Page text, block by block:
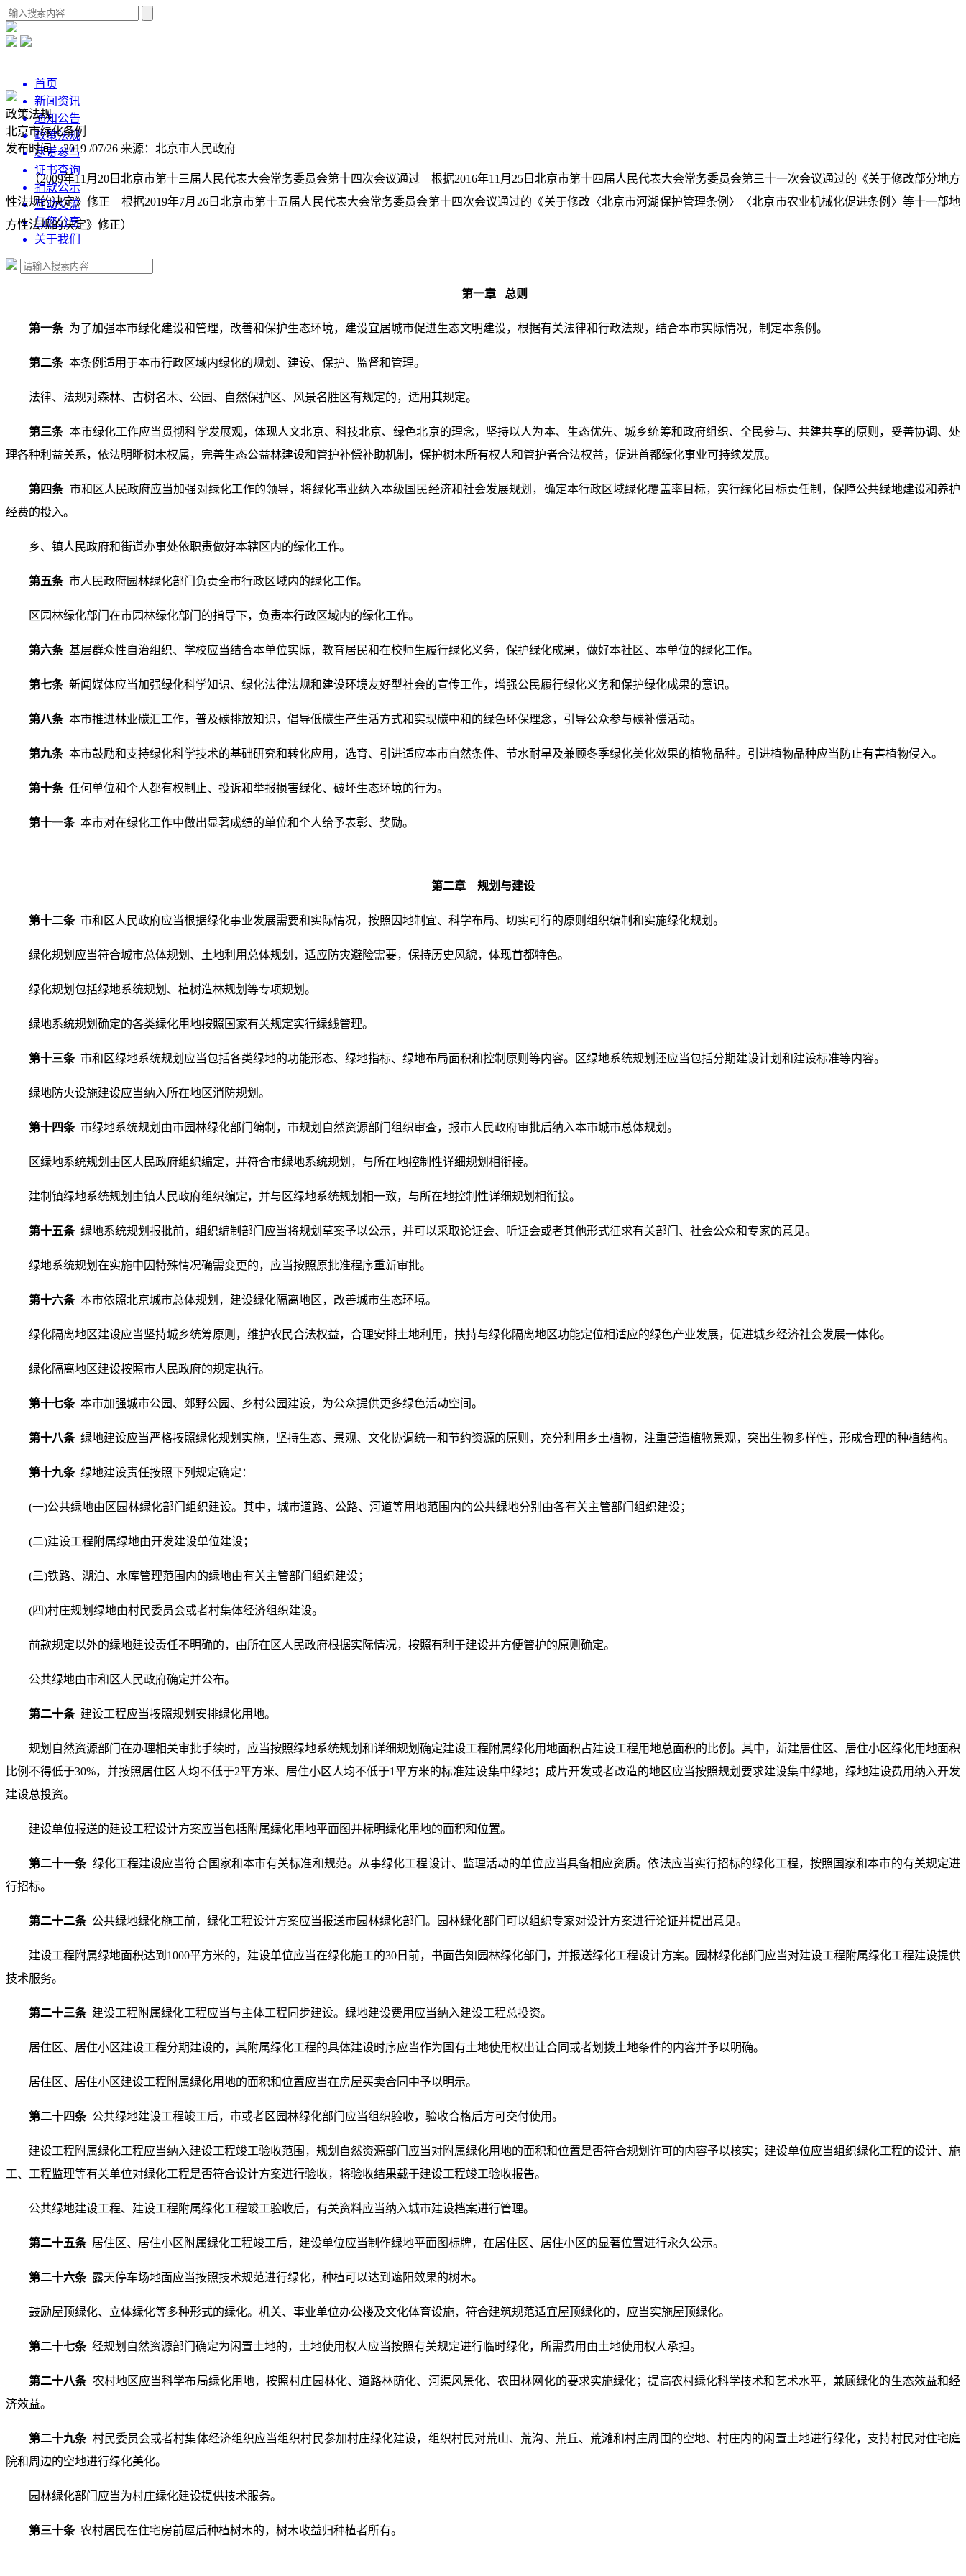
首页
新闻资讯
通知公告
政策法规
尽责参与
证书查询
捐款公示
互动交流
与您分享
关于我们
政策法规
北京市绿化条例
发布时间：2019 /07/26 来源：北京市人民政府
（2009年11月20日北京市第十三届人民代表大会常务委员会第十四次会议通过 根据2016年11月25日北京市第十四届人民代表大会常务委员会第三十一次会议通过的《关于修改部分地方
性法规的决定》修正 根据2019年7月26日北京市第十五届人民代表大会常务委员会第十四次会议通过的《关于修改〈北京市河湖保护管理条例〉〈北京市农业机械化促进条例〉等十一部地
方性法规的决定》修正）
第一章 总则
第一条 为了加强本市绿化建设和管理，改善和保护生态环境，建设宜居城市促进生态文明建设，根据有关法律和行政法规，结合本市实际情况，制定本条例。
第二条 本条例适用于本市行政区域内绿化的规划、建设、保护、监督和管理。
法律、法规对森林、古树名木、公园、自然保护区、风景名胜区有规定的，适用其规定。
第三条 本市绿化工作应当贯彻科学发展观，体现人文北京、科技北京、绿色北京的理念，坚持以人为本、生态优先、城乡统筹和政府组织、全民参与、共建共享的原则，妥善协调、处
理各种利益关系，依法明晰树木权属，完善生态公益林建设和管护补偿补助机制，保护树木所有权人和管护者合法权益，促进首都绿化事业可持续发展。
第四条 市和区人民政府应当加强对绿化工作的领导，将绿化事业纳入本级国民经济和社会发展规划，确定本行政区域绿化覆盖率目标，实行绿化目标责任制，保障公共绿地建设和养护
经费的投入。
乡、镇人民政府和街道办事处依职责做好本辖区内的绿化工作。
第五条 市人民政府园林绿化部门负责全市行政区域内的绿化工作。
区园林绿化部门在市园林绿化部门的指导下，负责本行政区域内的绿化工作。
第六条 基层群众性自治组织、学校应当结合本单位实际，教育居民和在校师生履行绿化义务，保护绿化成果，做好本社区、本单位的绿化工作。
第七条 新闻媒体应当加强绿化科学知识、绿化法律法规和建设环境友好型社会的宣传工作，增强公民履行绿化义务和保护绿化成果的意识。
第八条 本市推进林业碳汇工作，普及碳排放知识，倡导低碳生产生活方式和实现碳中和的绿色环保理念，引导公众参与碳补偿活动。
第九条 本市鼓励和支持绿化科学技术的基础研究和转化应用，选育、引进适应本市自然条件、节水耐旱及兼顾冬季绿化美化效果的植物品种。引进植物品种应当防止有害植物侵入。
第十条 任何单位和个人都有权制止、投诉和举报损害绿化、破坏生态环境的行为。
第十一条 本市对在绿化工作中做出显著成绩的单位和个人给予表彰、奖励。
第二章 规划与建设
第十二条 市和区人民政府应当根据绿化事业发展需要和实际情况，按照因地制宜、科学布局、切实可行的原则组织编制和实施绿化规划。
绿化规划应当符合城市总体规划、土地利用总体规划，适应防灾避险需要，保持历史风貌，体现首都特色。
绿化规划包括绿地系统规划、植树造林规划等专项规划。
绿地系统规划确定的各类绿化用地按照国家有关规定实行绿线管理。
第十三条 市和区绿地系统规划应当包括各类绿地的功能形态、绿地指标、绿地布局面积和控制原则等内容。区绿地系统规划还应当包括分期建设计划和建设标准等内容。
绿地防火设施建设应当纳入所在地区消防规划。
第十四条 市绿地系统规划由市园林绿化部门编制，市规划自然资源部门组织审查，报市人民政府审批后纳入本市城市总体规划。
区绿地系统规划由区人民政府组织编定，并符合市绿地系统规划，与所在地控制性详细规划相衔接。
建制镇绿地系统规划由镇人民政府组织编定，并与区绿地系统规划相一致，与所在地控制性详细规划相衔接。
第十五条 绿地系统规划报批前，组织编制部门应当将规划草案予以公示，并可以采取论证会、听证会或者其他形式征求有关部门、社会公众和专家的意见。
绿地系统规划在实施中因特殊情况确需变更的，应当按照原批准程序重新审批。
第十六条 本市依照北京城市总体规划，建设绿化隔离地区，改善城市生态环境。
绿化隔离地区建设应当坚持城乡统筹原则，维护农民合法权益，合理安排土地利用，扶持与绿化隔离地区功能定位相适应的绿色产业发展，促进城乡经济社会发展一体化。
绿化隔离地区建设按照市人民政府的规定执行。
第十七条 本市加强城市公园、郊野公园、乡村公园建设，为公众提供更多绿色活动空间。
第十八条 绿地建设应当严格按照绿化规划实施，坚持生态、景观、文化协调统一和节约资源的原则，充分利用乡土植物，注重营造植物景观，突出生物多样性，形成合理的种植结构。
第十九条 绿地建设责任按照下列规定确定：
(一)公共绿地由区园林绿化部门组织建设。其中，城市道路、公路、河道等用地范围内的公共绿地分别由各有关主管部门组织建设；
(二)建设工程附属绿地由开发建设单位建设；
(三)铁路、湖泊、水库管理范围内的绿地由有关主管部门组织建设；
(四)村庄规划绿地由村民委员会或者村集体经济组织建设。
前款规定以外的绿地建设责任不明确的，由所在区人民政府根据实际情况，按照有利于建设并方便管护的原则确定。
公共绿地由市和区人民政府确定并公布。
第二十条 建设工程应当按照规划安排绿化用地。
规划自然资源部门在办理相关审批手续时，应当按照绿地系统规划和详细规划确定建设工程附属绿化用地面积占建设工程用地总面积的比例。其中，新建居住区、居住小区绿化用地面积
比例不得低于30%，并按照居住区人均不低于2平方米、居住小区人均不低于1平方米的标准建设集中绿地；成片开发或者改造的地区应当按照规划要求建设集中绿地，绿地建设费用纳入开发
建设总投资。
建设单位报送的建设工程设计方案应当包括附属绿化用地平面图并标明绿化用地的面积和位置。
第二十一条 绿化工程建设应当符合国家和本市有关标准和规范。从事绿化工程设计、监理活动的单位应当具备相应资质。依法应当实行招标的绿化工程，按照国家和本市的有关规定进
行招标。
第二十二条 公共绿地绿化施工前，绿化工程设计方案应当报送市园林绿化部门。园林绿化部门可以组织专家对设计方案进行论证并提出意见。
建设工程附属绿地面积达到1000平方米的，建设单位应当在绿化施工的30日前，书面告知园林绿化部门，并报送绿化工程设计方案。园林绿化部门应当对建设工程附属绿化工程建设提供
技术服务。
第二十三条 建设工程附属绿化工程应当与主体工程同步建设。绿地建设费用应当纳入建设工程总投资。
居住区、居住小区建设工程分期建设的，其附属绿化工程的具体建设时序应当作为国有土地使用权出让合同或者划拨土地条件的内容并予以明确。
居住区、居住小区建设工程附属绿化用地的面积和位置应当在房屋买卖合同中予以明示。
第二十四条 公共绿地建设工程竣工后，市或者区园林绿化部门应当组织验收，验收合格后方可交付使用。
建设工程附属绿化工程应当纳入建设工程竣工验收范围，规划自然资源部门应当对附属绿化用地的面积和位置是否符合规划许可的内容予以核实；建设单位应当组织绿化工程的设计、施
工、工程监理等有关单位对绿化工程是否符合设计方案进行验收，将验收结果载于建设工程竣工验收报告。
公共绿地建设工程、建设工程附属绿化工程竣工验收后，有关资料应当纳入城市建设档案进行管理。
第二十五条 居住区、居住小区附属绿化工程竣工后，建设单位应当制作绿地平面图标牌，在居住区、居住小区的显著位置进行永久公示。
第二十六条 露天停车场地面应当按照技术规范进行绿化，种植可以达到遮阳效果的树木。
鼓励屋顶绿化、立体绿化等多种形式的绿化。机关、事业单位办公楼及文化体育设施，符合建筑规范适宜屋顶绿化的，应当实施屋顶绿化。
第二十七条 经规划自然资源部门确定为闲置土地的，土地使用权人应当按照有关规定进行临时绿化，所需费用由土地使用权人承担。
第二十八条 农村地区应当科学布局绿化用地，按照村庄园林化、道路林荫化、河渠风景化、农田林网化的要求实施绿化；提高农村绿化科学技术和艺术水平，兼顾绿化的生态效益和经
济效益。
第二十九条 村民委员会或者村集体经济组织应当组织村民参加村庄绿化建设，组织村民对荒山、荒沟、荒丘、荒滩和村庄周围的空地、村庄内的闲置土地进行绿化，支持村民对住宅庭
院和周边的空地进行绿化美化。
园林绿化部门应当为村庄绿化建设提供技术服务。
第三十条 农村居民在住宅房前屋后种植树木的，树木收益归种植者所有。